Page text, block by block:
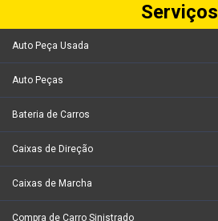
Serviços
Auto Peça Usada
Auto Peças
Bateria de Carros
Caixas de Direção
Caixas de Marcha
Compra de Carro Sinistrado